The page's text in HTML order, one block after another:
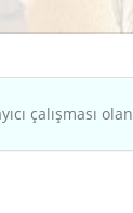
çalışması